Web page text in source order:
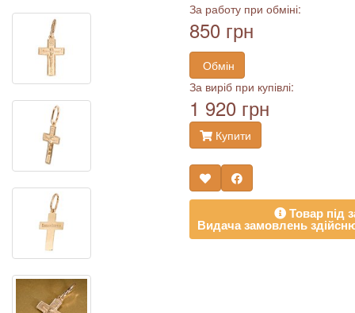
За работу при обміні:
850 грн
Обмін
За виріб при купівлі:
1 920 грн
Купити
Товар під
Видача замовлень